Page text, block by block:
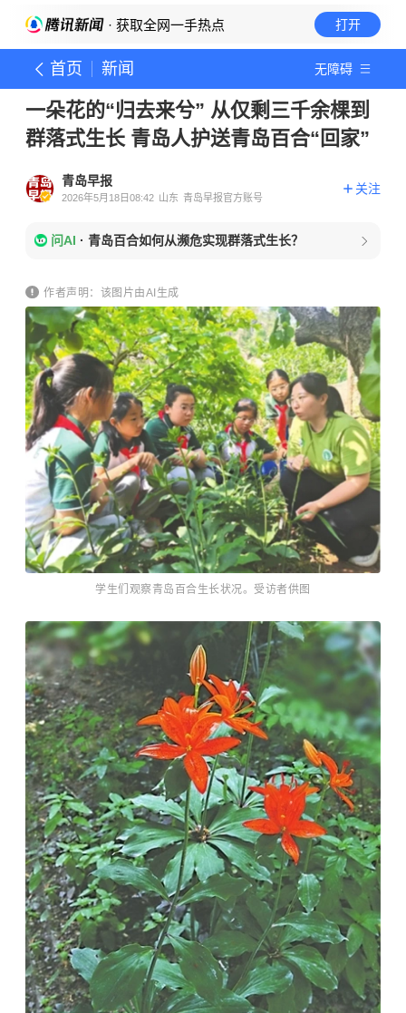
· 获取全网一手热点 打开
首页 新闻 无障碍
一朵花的“归去来兮” 从仅剩三千余棵到
群落式生长 青岛人护送青岛百合“回家”
青岛早报
2026年5月18日08:42 山东 青岛早报官方账号
关注
问AI · 青岛百合如何从濒危实现群落式生长？
作者声明：该图片由AI生成
学生们观察青岛百合生长状况。受访者供图